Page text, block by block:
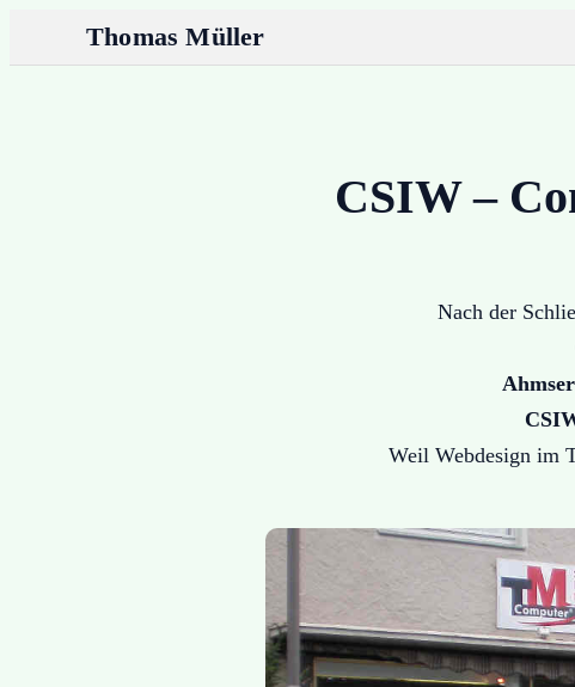
Thomas Müller
CSIW –
Nach der
Weil Webdesign im